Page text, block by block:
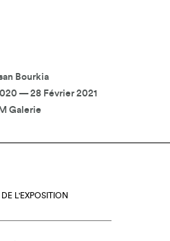
Bourkia
— 28 Février 2021
Galerie
L'EXPOSITION